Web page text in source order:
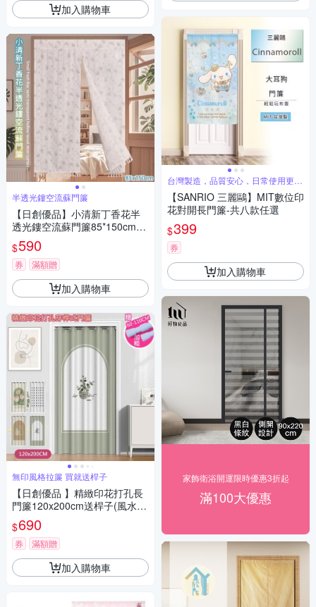
加入購物車
半透光鏤空流蘇門簾
【日創優品】小清新丁香花半
透光鏤空流蘇門簾85*150cm
(門簾/風水簾/窗簾/隔簾/廚房門
簾)
$590
券 滿額贈
加入購物車
無印風格拉簾 買就送桿子
【日創優品 】精緻印花打孔長
門簾120x200cm送桿子(風水
簾/窗簾/拉簾/隔簾/長門簾/空調
門簾)
$690
券 滿額贈
加入購物車
台灣製造，品質安心，日常使用更放
心
【SANRIO 三麗鷗】MIT數位印
花對開長門簾-共八款任選
$399
券
加入購物車
家飾衛浴開運限時優惠3折起
滿100大優惠